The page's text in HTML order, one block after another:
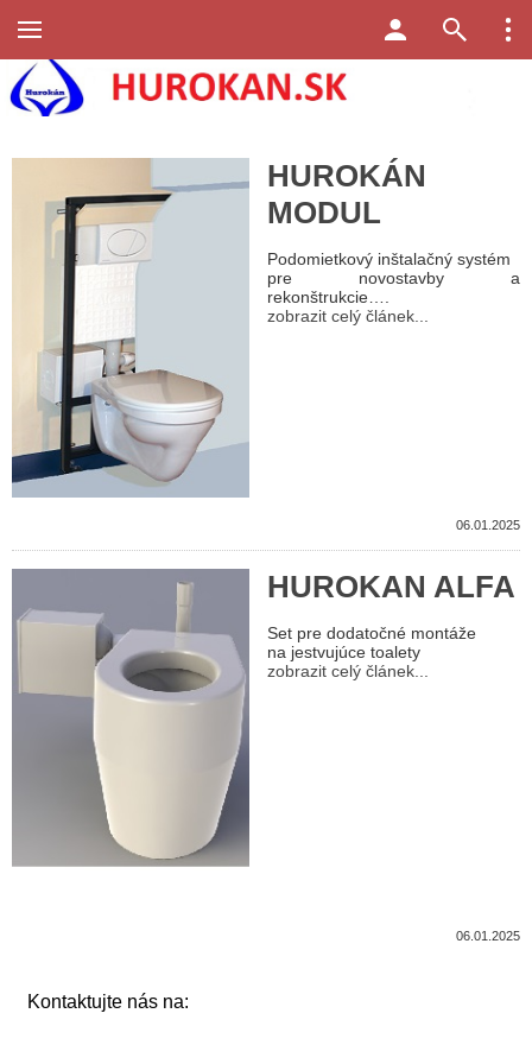
Kontaktujte nás na:
HUROKÁN
MODUL
Podomietkový inštalačný systém
pre novostavby a
rekonštrukcie….
zobrazit celý článek...
06.01.2025
HUROKAN ALFA
Set pre dodatočné montáže
na jestvujúce toalety
zobrazit celý článek...
06.01.2025